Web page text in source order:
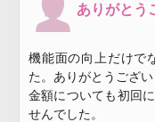
ありがとう
機能面の向上だけで
た。ありがとうござい
金額についても初回
せんでした。